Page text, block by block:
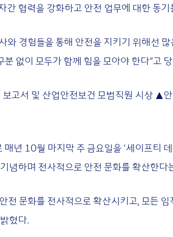
협력을 강화하고 안전 업무에 대한 동
와 경험들을 통해 안전을 지키기 위해선
없이 모두가 함께 힘을 모아야 한다”고
고서 및 산업안전보건 모범직원 시상 ▲
년 10월 마지막 주 금요일을 ‘세이프티
념하며 전사적으로 안전 문화를 확산한다
전 문화를 전사적으로 확산시키고, 모든
혔다.